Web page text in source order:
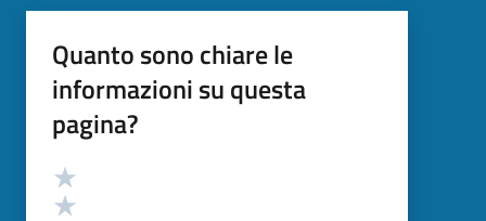
Quanto sono chiare le
informazioni su questa
pagina?
Valutazione